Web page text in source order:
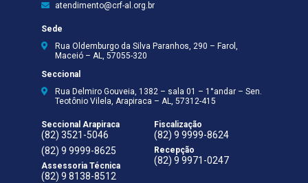
atendimento@crf-al.org.br
Sede
Rua Oldemburgo da Silva Paranhos, 290 – Farol,
Maceió – AL, 57055-320
Seccional
Rua Delmiro Gouveia, 1382 – sala 01 – 1°andar – Sen.
Teotônio Vilela, Arapiraca – AL, 57312-415
Seccional Arapiraca
(82) 3521-5046
(82) 9 9999-8625
Assessoria Técnica
(82) 9 8138-8512
Fiscalização
(82) 9 9999-8624
Recepção
(82) 9 9971-0247